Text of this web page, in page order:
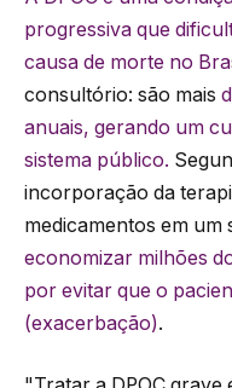
progressiva que
causa de morte no
consultório: são mais
anuais, gerando um
sistema público.
incorporação da
medicamentos em
economizar milhões
por evitar que o
(exacerbação).